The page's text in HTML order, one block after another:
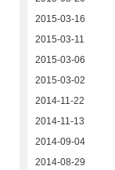
2015-03-16
2015-03-11
2015-03-06
2015-03-02
2014-11-22
2014-11-13
2014-09-04
2014-08-29